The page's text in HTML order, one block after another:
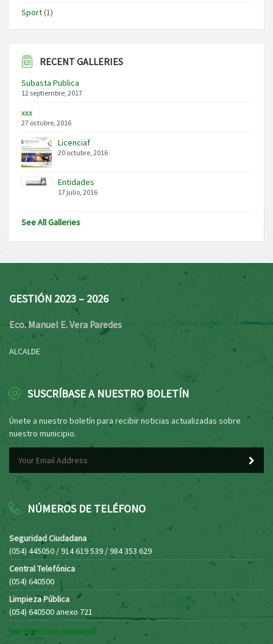
Sport(1)
RECENT GALLERIES
Subasta Publica
12 septiembre, 2017
xxx
27 octubre, 2016
Licenciaf
20 octubre, 2016
Entidades
17 julio, 2016
See All Galleries
GESTIÓN 2023 – 2026
Eco. Manuel E. Vera Paredes
ALCALDE
SUSCRÍBASE A NUESTRO BOLETÍN
Únete a nuestro boletín para recibir noticias actualizadas sobre
nuestro municipio.
NÚMEROS DE TELÉFONO
Seguridad Ciudadana
(054) 445050 / 914 619 539 / 984 353 629
Central Telefónica
(054) 640500
Limpieza Pública
(054) 640500 anexo 721
Ver directorio municipal